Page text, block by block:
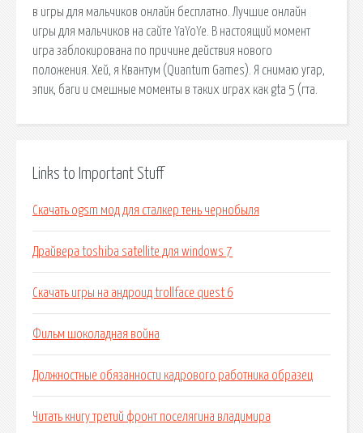
в игры для мальчиков онлайн бесплатно. Лучшие онлайн
игры для мальчиков на сайте YaYoYe. В настоящий момент
игра заблокирована по причине действия нового
положения. Хей, я Квантум (Quantum Games). Я снимаю угар,
эпик, баги и смешные моменты в таких играх как gta 5 (гта.
Links to Important Stuff
Скачать ogsm мод для сталкер тень чернобыля
Драйвера toshiba satellite для windows 7
Скачать игры на андроид trollface quest 6
Фильм шоколадная война
Должностные обязанности кадрового работника образец
Читать книгу третий фронт поселягина владимира